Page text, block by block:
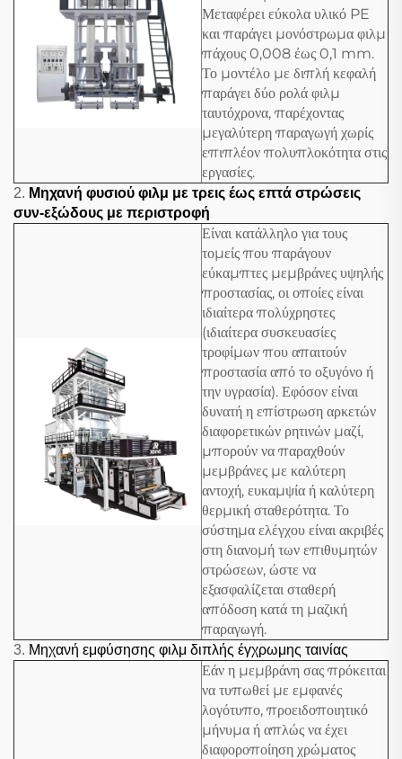
Μεταφέρει εύκολα υλικό PE
και παράγει μονόστρωμα φιλμ
πάχους 0,008 έως 0,1 mm.
Το μοντέλο με διπλή κεφαλή
παράγει δύο ρολά φιλμ
ταυτόχρονα, παρέχοντας
μεγαλύτερη παραγωγή χωρίς
επιπλέον πολυπλοκότητα στις
εργασίες.
2. Μηχανή φυσιού φιλμ με τρεις έως επτά στρώσεις
συν-εξώδους με περιστροφή
Είναι κατάλληλο για τους
τομείς που παράγουν
εύκαμπτες μεμβράνες υψηλής
προστασίας, οι οποίες είναι
ιδιαίτερα πολύχρηστες
(ιδιαίτερα συσκευασίες
τροφίμων που απαιτούν
προστασία από το οξυγόνο ή
την υγρασία). Εφόσον είναι
δυνατή η επίστρωση αρκετών
διαφορετικών ρητινών μαζί,
μπορούν να παραχθούν
μεμβράνες με καλύτερη
αντοχή, ευκαμψία ή καλύτερη
θερμική σταθερότητα. Το
σύστημα ελέγχου είναι ακριβές
στη διανομή των επιθυμητών
στρώσεων, ώστε να
εξασφαλίζεται σταθερή
απόδοση κατά τη μαζική
παραγωγή.
3. Μηχανή εμφύσησης φιλμ διπλής έγχρωμης ταινίας
Εάν η μεμβράνη σας πρόκειται
να τυπωθεί με εμφανές
λογότυπο, προειδοποιητικό
μήνυμα ή απλώς να έχει
διαφοροποίηση χρώματος